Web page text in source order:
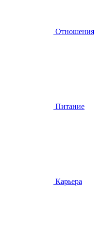
Отношения
Питание
Карьера